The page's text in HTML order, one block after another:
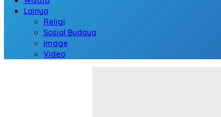
Lainya
Religi
Sosial Budaya
Image
Video